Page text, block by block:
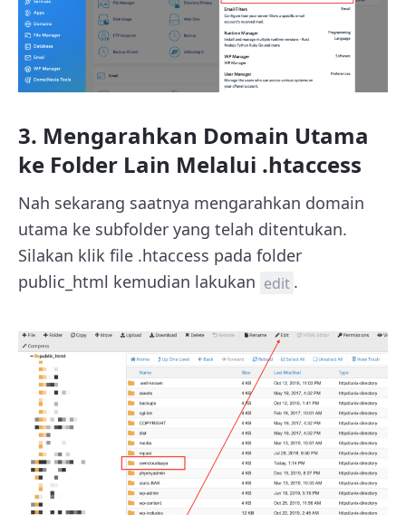
3. Mengarahkan Domain Utama
ke Folder Lain Melalui .htaccess
Nah sekarang saatnya mengarahkan domain
utama ke subfolder yang telah ditentukan.
Silakan klik file .htaccess pada folder
public_html kemudian lakukan edit .